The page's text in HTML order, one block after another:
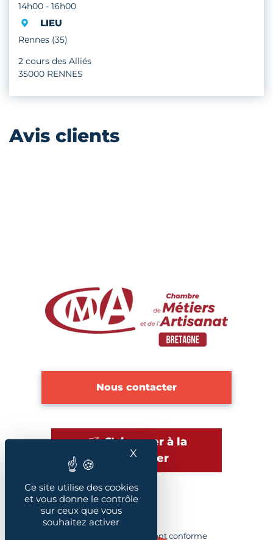
Ce site utilise des cookies
et vous donne le contrôle
sur ceux que vous
souhaitez activer
X Masquer le bandeau
14h00 - 16h00
LIEU
Rennes (35)
2 cours des Alliés
35000 RENNES
Avis clients
Nous contacter
S'abonner à la
newsletter
Accessibilité : Partiellement conforme